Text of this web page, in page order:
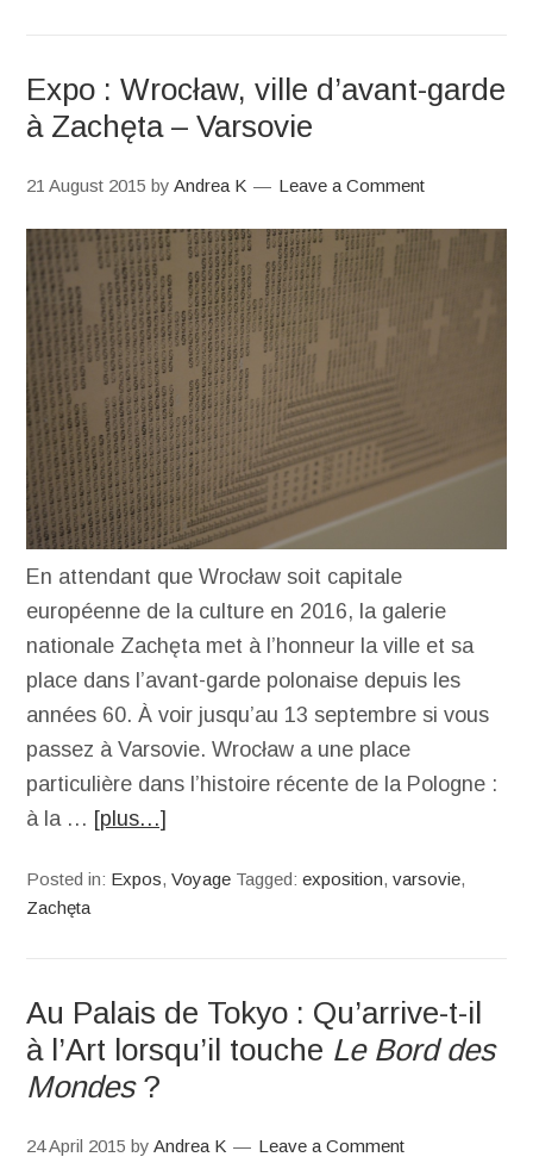
Expo : Wrocław, ville d’avant-garde
à Zachęta – Varsovie
21 August 2015 byAndrea K Leave a Comment
En attendant que Wrocław soit capitale
européenne de la culture en 2016, la galerie
nationale Zachęta met à l’honneur la ville et sa
place dans l’avant-garde polonaise depuis les
années 60. À voir jusqu’au 13 septembre si vous
passez à Varsovie. Wrocław a une place
particulière dans l’histoire récente de la Pologne :
à la … [plus…]
Posted in: Expos,Voyage Tagged:exposition,varsovie,
Zachęta
Au Palais de Tokyo : Qu’arrive-t-il
à l’Art lorsqu’il touche Le Bord des
Mondes?
24 April 2015 byAndrea K Leave a Comment